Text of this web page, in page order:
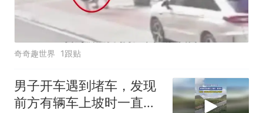
奇奇趣世界 1跟贴
男子开车遇到堵车，发现
前方有辆车上坡时一直溜